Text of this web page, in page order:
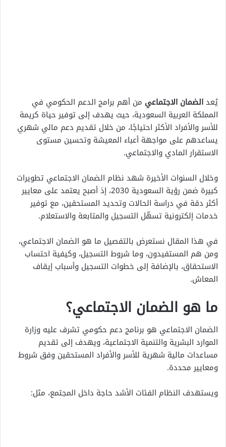
يُعدالضمان الاجتماعي من أهم برامج الدعم الحكومي في
المملكة العربية السعودية، حيث يهدف إلى توفير حياة كريمة
للأسر والأفراد الأكثر احتياجًا، من خلال تقديم دعم مالي شهري
يساعدهم على مواجهة أعباء المعيشة وتحسين مستوى
الاستقرار المادي والاجتماعي.
وخلال السنوات الأخيرة شهد نظام الضمان الاجتماعي تطويرات
كبيرة ضمن رؤية السعودية 2030، إذ أصبح يعتمد على معايير
أكثر دقة في دراسة الحالات وتحديد المستحقين، مع توفير
خدمات إلكترونية تسهّل التسجيل والمتابعة والاستعلام.
في هذا المقال نستعرض بالتفصيل ما هو الضمان الاجتماعي،
ومن هم المستفيدون، وما شروط التسجيل، وكيفية احتساب
الاستحقاق، بالإضافة إلى خطوات التسجيل وأسباب إيقاف
المعاش.
ما هو الضمان الاجتماعي؟
الضمان الاجتماعي هو برنامج دعم حكومي تشرف عليه وزارة
الموارد البشرية والتنمية الاجتماعية، ويهدف إلى تقديم
مساعدات مالية شهرية للأسر والأفراد المستحقين وفق شروط
ومعايير محددة.
ويستهدف النظام الفئات الأشد حاجة داخل المجتمع، مثل: